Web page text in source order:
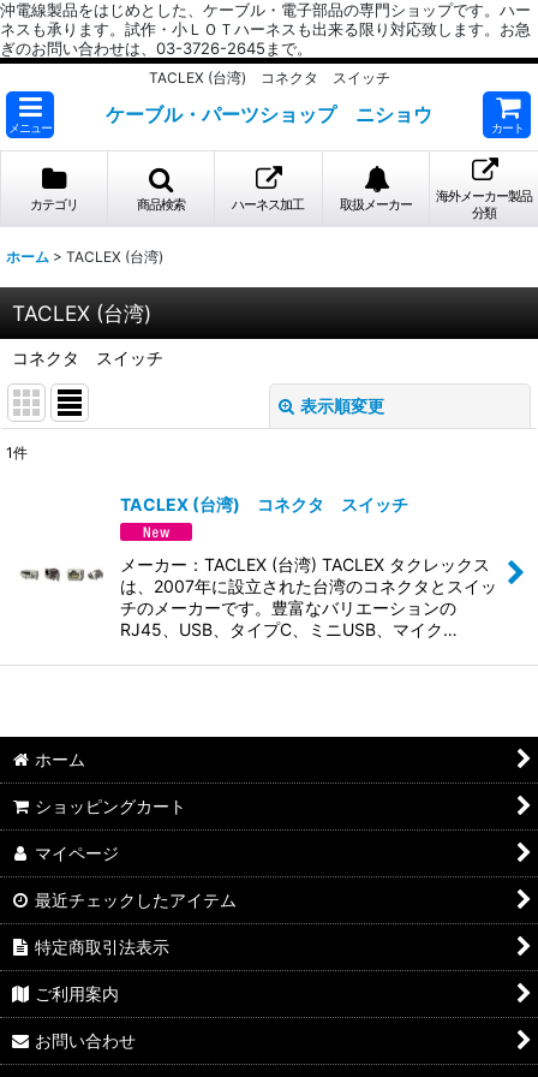
沖電線製品をはじめとした、ケーブル・電子部品の専門ショップです。ハー
ネスも承ります。試作・小ＬＯＴハーネスも出来る限り対応致します。お急
ぎのお問い合わせは、03-3726-2645まで。
TACLEX (台湾) コネクタ スイッチ
メニュー
ケーブル・パーツショップ ニショウ
カート
カテゴリ 商品検索 ハーネス加工 取扱メーカー
海外メーカー製品
分類
ホーム > TACLEX (台湾)
TACLEX (台湾)
コネクタ スイッチ
表示順変更
絞り込む
1件
TACLEX (台湾) コネクタ スイッチ
メーカー：TACLEX (台湾) TACLEX タクレックス
は、2007年に設立された台湾のコネクタとスイッ
チのメーカーです。豊富なバリエーションの
RJ45、USB、タイプC、ミニUSB、マイク…
ホーム
ショッピングカート
マイページ
最近チェックしたアイテム
特定商取引法表示
ご利用案内
お問い合わせ